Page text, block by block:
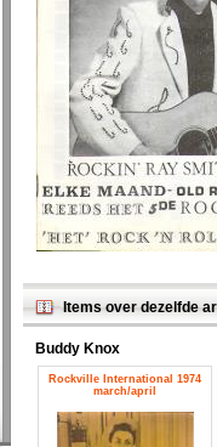
Items over dezelfde
Buddy Knox
Rockville International 1974
march/april